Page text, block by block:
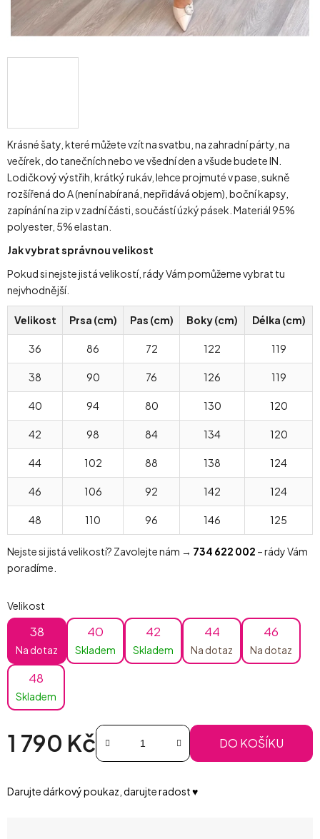
Krásné šaty, které můžete vzít na svatbu, na zahradní párty, na
večírek, do tanečních nebo ve všední den a všude budete IN.
Lodičkový výstřih, krátký rukáv, lehce projmuté v pase, sukně
rozšířená do A (není nabíraná, nepřidává objem), boční kapsy,
zapínání na zip v zadní části, součástí úzký pásek. Materiál 95%
polyester, 5% elastan.
Jak vybrat správnou velikost
Pokud si nejste jistá velikostí, rády Vám pomůžeme vybrat tu
nejvhodnější.
Velikost Prsa (cm) Pas (cm) Boky (cm) Délka (cm)
36 86 72 122 119
38 90 76 126 119
40 94 80 130 120
42 98 84 134 120
44 102 88 138 124
46 106 92 142 124
48 110 96 146 125
Nejste si jistá velikostí? Zavolejte nám → 734 622 002 – rády Vám
poradíme.
Velikost
38
Na dotaz
40
Skladem
42
Skladem
44
Na dotaz
46
Na dotaz
48
Skladem
1 790 Kč DO KOŠÍKU
Darujte dárkový poukaz, darujte radost ♥️